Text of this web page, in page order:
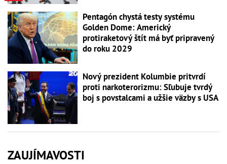
Pentagón chystá testy systému
Golden Dome: Americký
protiraketový štít má byť pripravený
do roku 2029
Nový prezident Kolumbie pritvrdí
proti narkoterorizmu: Sľubuje tvrdý
boj s povstalcami a užšie väzby s USA
ZAUJÍMAVOSTI